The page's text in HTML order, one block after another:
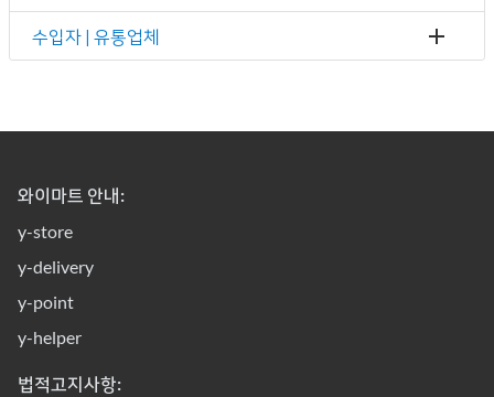
수입자 | 유통업체
와이마트 안내:
y-store
y-delivery
y-point
y-helper
법적고지사항: